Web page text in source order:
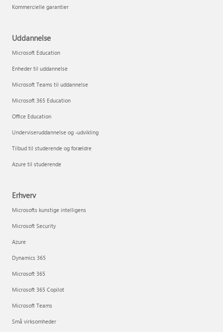
Kommercielle garantier
Uddannelse
Microsoft Education
Enheder til uddannelse
Microsoft Teams til uddannelse
Microsoft 365 Education
Office Education
Underviseruddannelse og -udvikling
Tilbud til studerende og forældre
Azure til studerende
Erhverv
Microsofts kunstige intelligens
Microsoft Security
Azure
Dynamics 365
Microsoft 365
Microsoft 365 Copilot
Microsoft Teams
Små virksomheder